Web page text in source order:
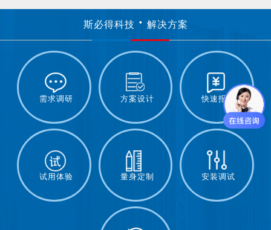
斯必得科技 解决方案
需求调研 方案设计 快速报价
试用体验 量身定制 安装调试